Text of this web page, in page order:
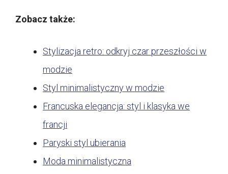
Zobacz także:
Stylizacja retro: odkryj czar przeszłości w
modzie
Styl minimalistyczny w modzie
Francuska elegancja: styl i klasyka we
francji
Paryski styl ubierania
Moda minimalistyczna